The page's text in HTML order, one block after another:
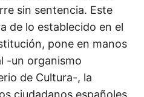
sin sentencia. Este
de lo establecido en el
pone en manos
-un organismo
de Cultura-, la
ciudadanos españoles